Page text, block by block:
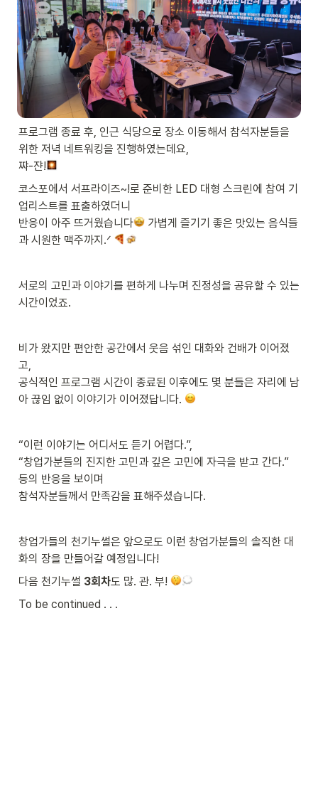
프로그램 종료 후, 인근 식당으로 장소 이동해서 참석자분들을
위한 저녁 네트워킹을 진행하였는데요,
쨔-쟌!
코스포에서 서프라이즈~!로 준비한 LED 대형 스크린에 참여 기
업리스트를 표출하였더니
반응이 아주 뜨거웠습니다
가볍게 즐기기 좋은 맛있는 음식들
과 시원한 맥주까지.ᐟ
서로의 고민과 이야기를 편하게 나누며 진정성을 공유할 수 있는
시간이었죠.
비가 왔지만 편안한 공간에서 웃음 섞인 대화와 건배가 이어졌
고,
공식적인 프로그램 시간이 종료된 이후에도 몇 분들은 자리에 남
아 끊임 없이 이야기가 이어졌답니다.
“이런 이야기는 어디서도 듣기 어렵다.”,
“창업가분들의 진지한 고민과 깊은 고민에 자극을 받고 간다.”
등의 반응을 보이며
참석자분들께서 만족감을 표해주셨습니다.
창업가들의 천기누썰은 앞으로도 이런 창업가분들의 솔직한 대
화의 장을 만들어갈 예정입니다!
다음 천기누썰 3회차도 많. 관. 부!
To be continued . . .